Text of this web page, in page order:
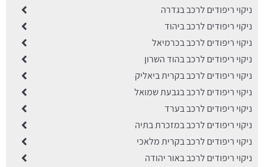
ניקוי ריפודים לרכב בגדרה
ניקוי ריפודים לרכב ביהוד
ניקוי ריפודים לרכב בכרמיאל
ניקוי ריפודים לרכב בהוד השרון
ניקוי ריפודים לרכב בקרית ביאליק
ניקוי ריפודים לרכב בגבעת שמואל
ניקוי ריפודים לרכב בערד
ניקוי ריפודים לרכב במזכרת בתיה
ניקוי ריפודים לרכב בקרית מלאכי
ניקוי ריפודים לרכב באור יהודה